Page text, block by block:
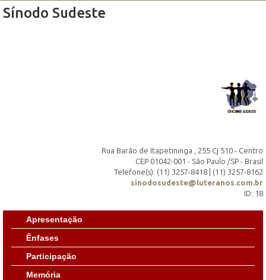
Sínodo Sudeste
Rua Barão de Itapetininga , 255 Cj 510 - Centro
CEP 01042-001 - São Paulo /SP - Brasil
Telefone(s): (11) 3257-8418 | (11) 3257-8162
sinodosudeste@luteranos.com.br
ID: 18
Apresentação
Ênfases
Participação
Memória